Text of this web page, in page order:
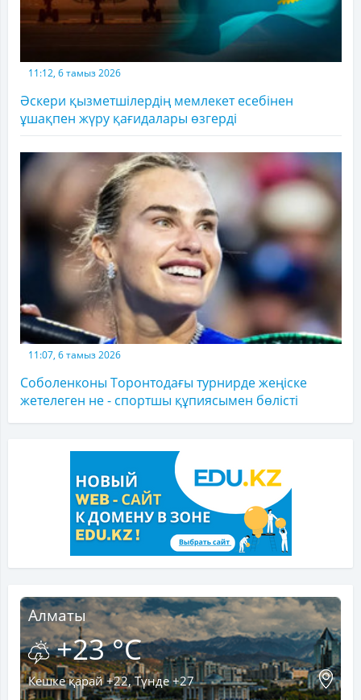
11:12, 6 тамыз 2026
Әскери қызметшілердің мемлекет есебінен
ұшақпен жүру қағидалары өзгерді
11:07, 6 тамыз 2026
Соболенконы Торонтодағы турнирде жеңіске
жетелеген не - спортшы құпиясымен бөлісті
Алматы
+23 °C
Кешке қарай +22, Түнде +27